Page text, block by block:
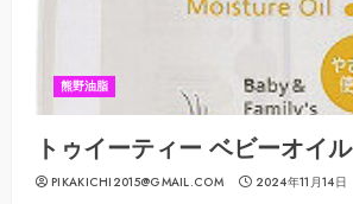
熊野油脂
トゥイーティー ベビーオイル
PIKAKICHI2015@GMAIL.COM 2024年11月14日